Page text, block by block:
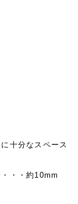
十分なスペース
・・約10mm